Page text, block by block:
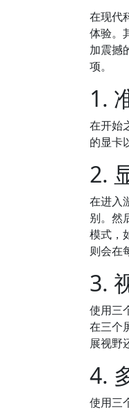
在现代
体验。
加震撼
项。
1.
在开始
的显卡
2.
在进入
别。然
模式，
则会在
3.
使用三
在三个
展视野
4.
使用三